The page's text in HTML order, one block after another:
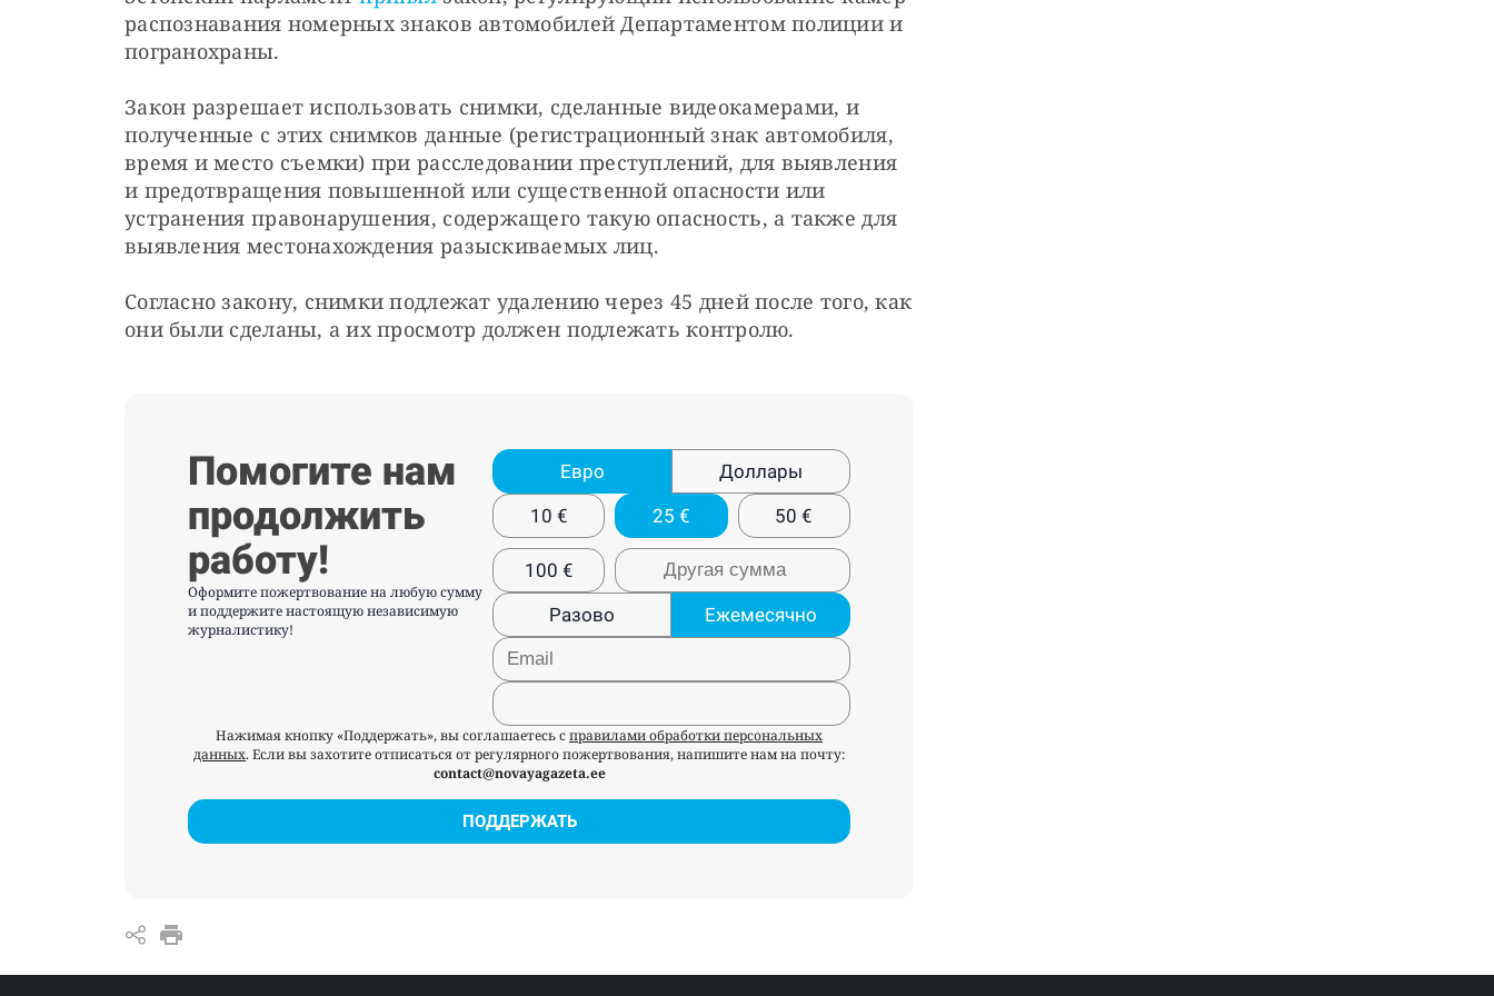
распознавания номерных знаков автомобилей Департаментом полиции и
погранохраны.
Закон разрешает использовать снимки, сделанные видеокамерами, и
полученные с этих снимков данные (регистрационный знак автомобиля,
время и место съемки) при расследовании преступлений, для выявления
и предотвращения повышенной или существенной опасности или
устранения правонарушения, содержащего такую опасность, а также для
выявления местонахождения разыскиваемых лиц.
Согласно закону, снимки подлежат удалению через 45 дней после того, как
они были сделаны, а их просмотр должен подлежать контролю.
Помогите нам
продолжить
работу!
Оформите пожертвование на любую сумму
и поддержите настоящую независимую
журналистику!
Евро
Доллары
10 € 25 € 50 €
100 €
Разово
Ежемесячно
Нажимая кнопку «Поддержать», вы соглашаетесь справилами обработки персональных
данных. Если вы захотите отписаться от регулярного пожертвования, напишите нам на почту:
contact@novayagazeta.ee
ПОДДЕРЖАТЬ